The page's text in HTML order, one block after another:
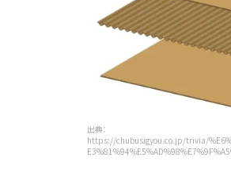
出典：
https://chubusigyou.co.jp/trivia/